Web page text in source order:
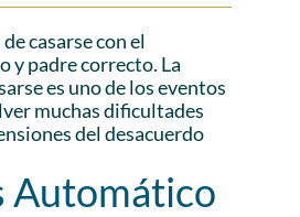
casarse con el
y padre correcto. La
es uno de los eventos
muchas dificultades
del desacuerdo
Automático